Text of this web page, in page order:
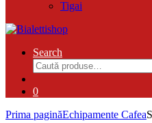
Tigai
Search
Caută
după:
0
Prima paginăEchipamente Cafea